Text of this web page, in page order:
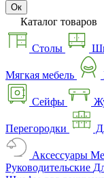
Ок
Каталог товаров
Столы
Мягкая мебель
Сейфы
Перегородки
Аксессуары
Руководительские